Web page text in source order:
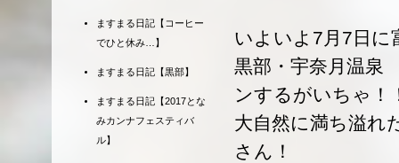
いよいよ7月7日に
黒部・宇奈月温泉
ンするがいちゃ！
大自然に満ち溢れ
さん！
ますまる日記【コーヒー
でひと休み…】
ますまる日記【黒部】
ますまる日記【2017とな
みカンナフェスティバ
ル】